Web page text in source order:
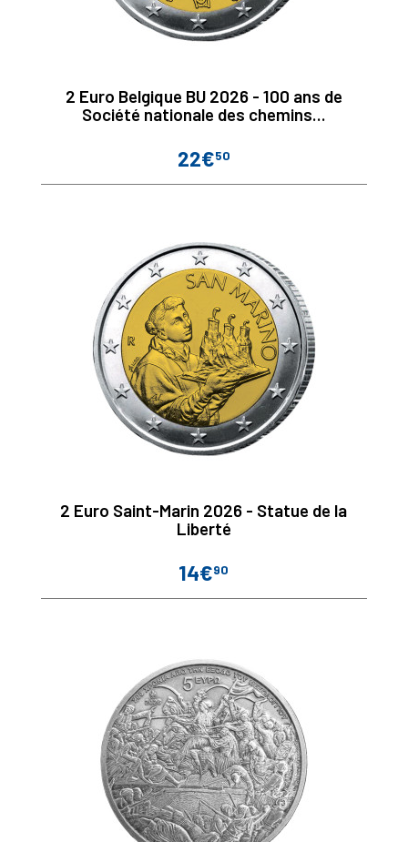
2 Euro Belgique BU 2026 - 100 ans de
Société nationale des chemins...
Prix
22€50
2 Euro Saint-Marin 2026 - Statue de la
Liberté
Prix
14€90